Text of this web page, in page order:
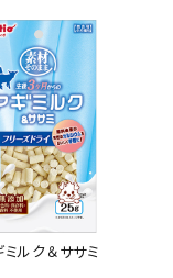
ミルク＆ササミ